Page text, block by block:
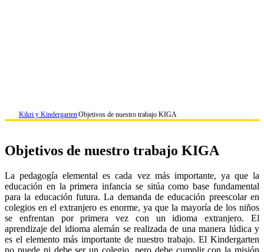
Kikri y KindergartenObjetivos de nuestro trabajo KIGA
Objetivos de nuestro trabajo KIGA
La pedagogía elemental es cada vez más importante, ya que la
educación en la primera infancia se sitúa como base fundamental
para la educación futura. La demanda de educación preescolar en
colegios en el extranjero es enorme, ya que la mayoría de los niños
se enfrentan por primera vez con un idioma extranjero. El
aprendizaje del idioma alemán se realizada de una manera lúdica y
es el elemento más importante de nuestro trabajo. El Kindergarten